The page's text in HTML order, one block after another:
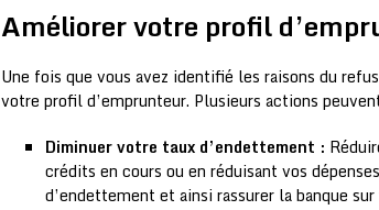
Améliorer votre profil
Une fois que vous avez identifié les raisons du
votre profil d’emprunteur. Plusieurs actions
Diminuer votre taux d’endettement :
crédits en cours ou en réduisant vos
d’endettement et ainsi rassurer la banque